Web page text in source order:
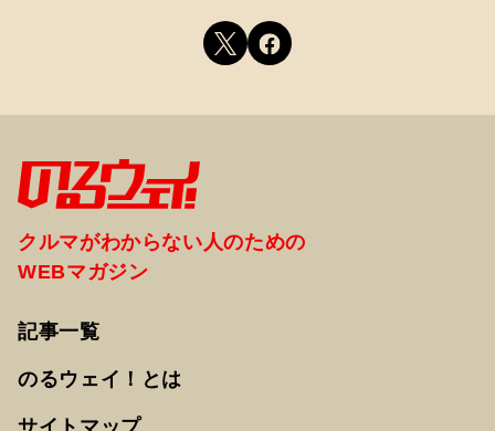
クルマがわからない人のための
WEBマガジン
記事一覧
のるウェイ！とは
サイトマップ